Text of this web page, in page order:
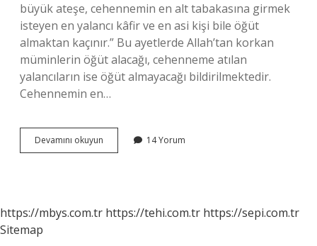
büyük ateşe, cehennemin en alt tabakasına girmek
isteyen en yalancı kâfir ve en asi kişi bile öğüt
almaktan kaçınır.” Bu ayetlerde Allah’tan korkan
müminlerin öğüt alacağı, cehenneme atılan
yalancıların ise öğüt almayacağı bildirilmektedir.
Cehennemin en…
Devamını okuyun Cehennemin
7
14 Yorum
https://mbys.com.tr https://tehi.com.tr https://sepi.com.tr
Sitemap